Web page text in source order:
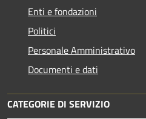
Enti e fondazioni
Politici
Personale Amministrativo
Documenti e dati
CATEGORIE DI SERVIZIO